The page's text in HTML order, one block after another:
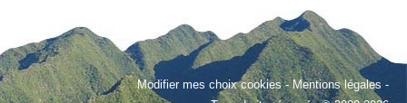
Modifier mes choix cookies-Mentions légales -